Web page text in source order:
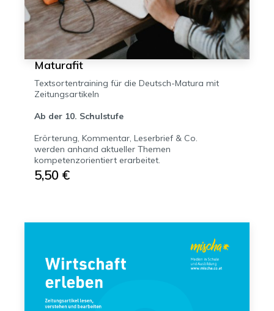
Maturafit
Textsortentraining für die Deutsch-Matura mit
Zeitungsartikeln
Ab der 10. Schulstufe
Erörterung, Kommentar, Leserbrief & Co.
werden anhand aktueller Themen
kompetenzorientiert erarbeitet.
5,50 €